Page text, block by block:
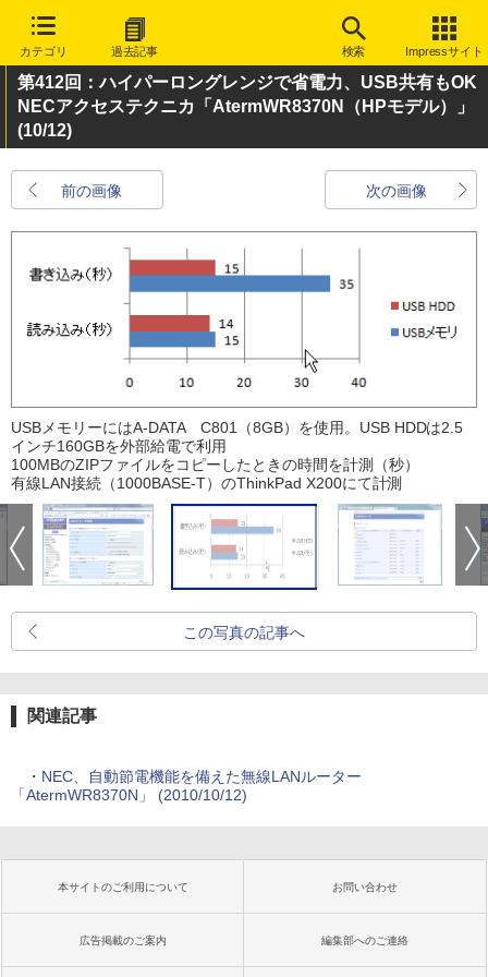
カテゴリ 過去記事 検索 Impressサイト
第412回：ハイパーロングレンジで省電力、USB共有もOK
NECアクセステクニカ「AtermWR8370N（HPモデル）」
(10/12)
前の画像 次の画像
USBメモリーにはA-DATA C801（8GB）を使用。USB HDDは2.5
インチ160GBを外部給電で利用
100MBのZIPファイルをコピーしたときの時間を計測（秒）
有線LAN接続（1000BASE-T）のThinkPad X200にて計測
この写真の記事へ
関連記事
・ NEC、自動節電機能を備えた無線LANルーター
「AtermWR8370N」 (2010/10/12)
本サイトのご利用について お問い合わせ
広告掲載のご案内 編集部へのご連絡